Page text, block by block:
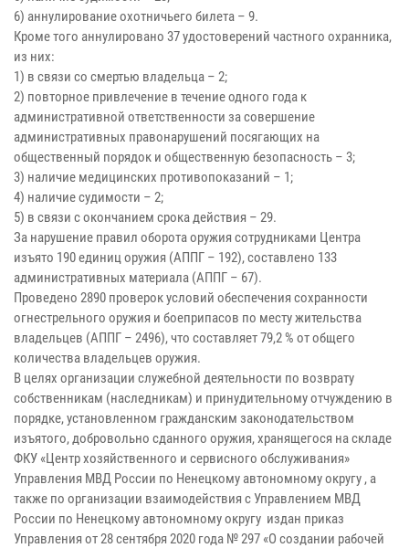
6) аннулирование охотничьего билета – 9.
Кроме того аннулировано 37 удостоверений частного охранника,
из них:
1) в связи со смертью владельца – 2;
2) повторное привлечение в течение одного года к
административной ответственности за совершение
административных правонарушений посягающих на
общественный порядок и общественную безопасность – 3;
3) наличие медицинских противопоказаний – 1;
4) наличие судимости – 2;
5) в связи с окончанием срока действия – 29.
За нарушение правил оборота оружия сотрудниками Центра
изъято 190 единиц оружия (АППГ – 192), составлено 133
административных материала (АППГ – 67).
Проведено 2890 проверок условий обеспечения сохранности
огнестрельного оружия и боеприпасов по месту жительства
владельцев (АППГ – 2496), что составляет 79,2 % от общего
количества владельцев оружия.
В целях организации служебной деятельности по возврату
собственникам (наследникам) и принудительному отчуждению в
порядке, установленном гражданским законодательством
изъятого, добровольно сданного оружия, хранящегося на складе
ФКУ «Центр хозяйственного и сервисного обслуживания»
Управления МВД России по Ненецкому автономному округу , а
также по организации взаимодействия с Управлением МВД
России по Ненецкому автономному округу издан приказ
Управления от 28 сентября 2020 года № 297 «О создании рабочей